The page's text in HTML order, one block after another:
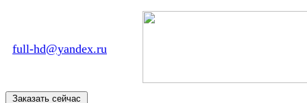
full-hd@yandex.ru